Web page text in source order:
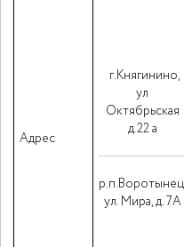
Адрес
г.Княгинино,
ул
Октябрьская
д.22 а
ул. Мира, д. 7А